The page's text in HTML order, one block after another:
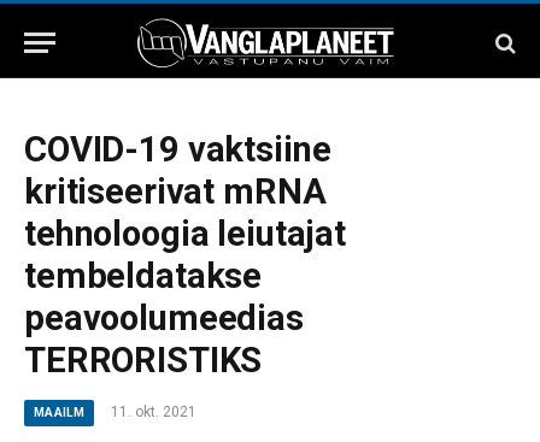
COVID-19 vaktsiine
kritiseerivat mRNA
tehnoloogia leiutajat
tembeldatakse
peavoolumeedias
TERRORISTIKS
MAAILM 11. okt. 2021